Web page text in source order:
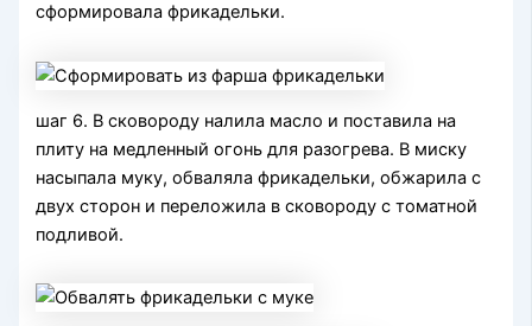
сформировала фрикадельки.
шаг 6. В сковороду налила масло и поставила на
плиту на медленный огонь для разогрева. В миску
насыпала муку, обваляла фрикадельки, обжарила с
двух сторон и переложила в сковороду с томатной
подливой.